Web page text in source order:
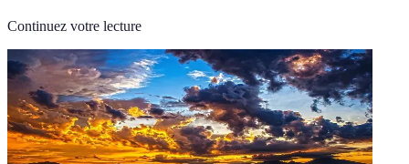
Continuez votre lecture